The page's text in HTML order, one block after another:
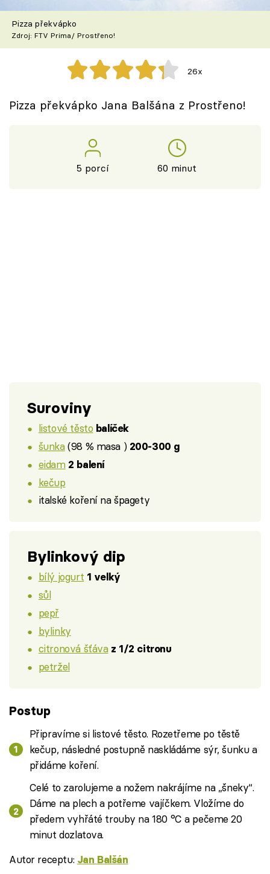
Škola vaření
Recepty z TV
Speciál: Cuketa
Těhotnej kuchař
Přihlášení
Pizza překvápko
Zdroj: FTV Prima/ Prostřeno!
26x
Pizza překvápko Jana Balšána z Prostřeno!
5 porcí 60 minut
Suroviny
listové těsto balíček
šunka(98 % masa ) 200-300 g
eidam 2 balení
kečup
italské koření na špagety
Bylinkový dip
bílý jogurt 1 velký
sůl
pepř
bylinky
citronová šťáva z 1/2 citronu
petržel
Postup
Připravíme si listové těsto. Rozetřeme po těstě
kečup, následné postupně naskládáme sýr, šunku a
přidáme koření.
Celé to zarolujeme a nožem nakrájíme na „šneky“.
Dáme na plech a potřeme vajíčkem. Vložíme do
předem vyhřáté trouby na 180 °C a pečeme 20
minut dozlatova.
Autor receptu: Jan Balšán